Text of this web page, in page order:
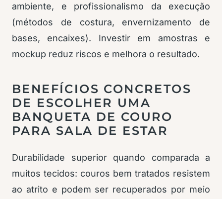
ambiente, e profissionalismo da execução
(métodos de costura, envernizamento de
bases, encaixes). Investir em amostras e
mockup reduz riscos e melhora o resultado.
BENEFÍCIOS CONCRETOS
DE ESCOLHER UMA
BANQUETA DE COURO
PARA SALA DE ESTAR
Durabilidade superior quando comparada a
muitos tecidos: couros bem tratados resistem
ao atrito e podem ser recuperados por meio